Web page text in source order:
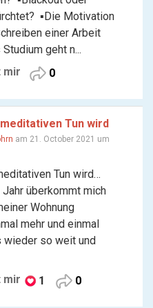
▪︎Die Motivation
einer Arbeit
geht n...
mir 0
Tun wird
am 21. October 2021 um
Tun wird…
überkommt mich
Wohnung
mehr und einmal
wieder so weit und
mir 1 0